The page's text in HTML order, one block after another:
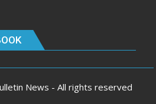
News - All rights reserved